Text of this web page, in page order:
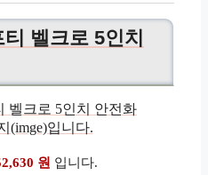
벨크로 5인치
원 입니다.